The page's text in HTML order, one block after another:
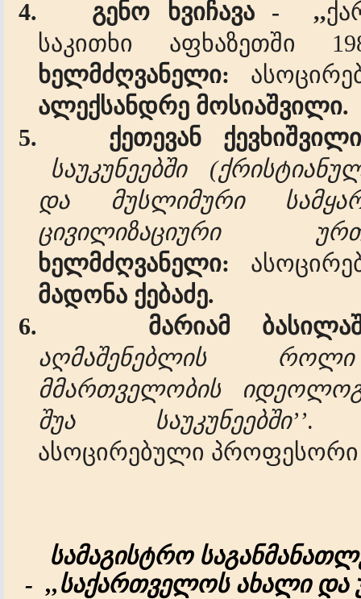
4.
გენო ხვიჩავა - ,,
საკითხი
აფხაზეთში
ხელმძღვანელი:
ალექსანდრე მოსიაშვილი.
5.
ქეთევან
საუკუნეებში
და მუსლიმური
ცივილიზაციური
ხელმძღვანელი:
მადონა ქებაძე.
6.
მარიამ
აღმაშენებლის
მმართველობის
შუა საუკუნეებში’’
ასოცირებული პროფესორი
სამაგისტრო
- ,,საქართველოს ახალი და